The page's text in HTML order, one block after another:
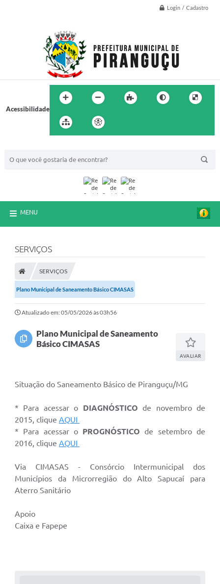
Login / Cadastro
Acessibilidade
MENU
SERVIÇOS
SERVIÇOS
Plano Municipal de Saneamento Básico CIMASAS
Atualizado em: 05/05/2026 às 03h56
Plano Municipal de Saneamento
Básico CIMASAS
AVALIAR
Situação do Saneamento Básico de Piranguçu/MG
* Para acessar o DIAGNÓSTICO de novembro de
2015, clique AQUI
* Para acessar o PROGNÓSTICO de setembro de
2016, clique AQUI
Via CIMASAS - Consórcio Intermunicipal dos
Municípios da Microrregião do Alto Sapucaí para
Aterro Sanitário
Apoio
Caixa e Fapepe